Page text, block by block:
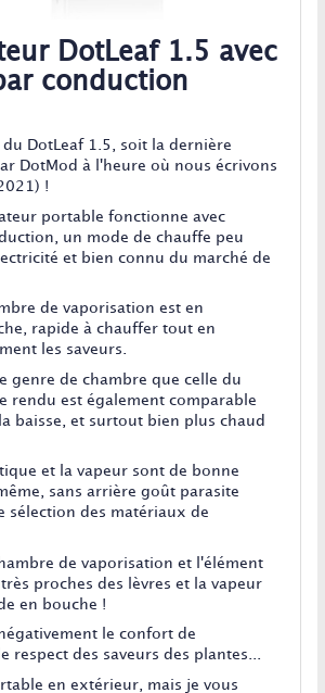
DotLeaf 1.5 avec
conduction
du DotLeaf 1.5, soit la dernière
DotMod à l'heure où nous écrivons
!
portable fonctionne avec
un mode de chauffe peu
et bien connu du marché de
de vaporisation est en
rapide à chauffer tout en
les saveurs.
genre de chambre que celle du
rendu est également comparable
baisse, et surtout bien plus chaud
et la vapeur sont de bonne
sans arrière goût parasite
sélection des matériaux de
de vaporisation et l'élément
proches des lèvres et la vapeur
en bouche !
le confort de
respect des saveurs des plantes...
en extérieur, mais je vous